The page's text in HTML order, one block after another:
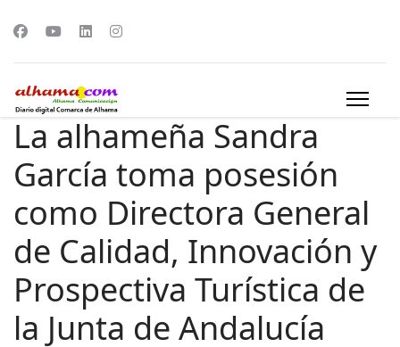
La alhameña Sandra
García toma posesión
como Directora General
de Calidad, Innovación y
Prospectiva Turística de
la Junta de Andalucía